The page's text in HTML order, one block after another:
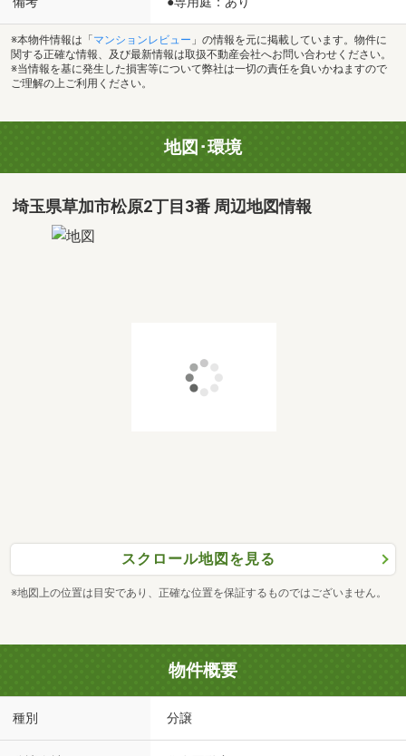
※本物件情報は「 マンションレビュー 」の情報を元に掲載しています。物件に
関する正確な情報、及び最新情報は取扱不動産会社へお問い合わせください。
※当情報を基に発生した損害等について弊社は一切の責任を負いかねますので
ご理解の上ご利用ください。
地図･環境
埼玉県草加市松原2丁目3番 周辺地図情報
スクロール地図を見る
※地図上の位置は目安であり、正確な位置を保証するものではございません。
物件概要
種別 分譲